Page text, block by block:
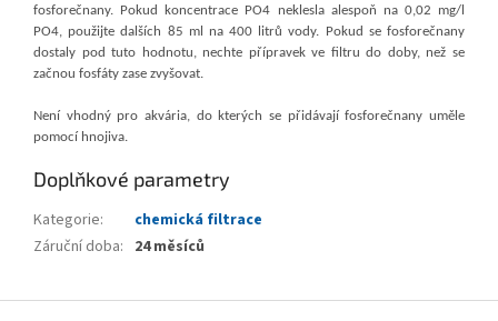
fosforečnany. Pokud koncentrace PO4 neklesla alespoň na 0,02 mg/l
PO4, použijte dalších 85 ml na 400 litrů vody. Pokud se fosforečnany
dostaly pod tuto hodnotu, nechte přípravek ve filtru do doby, než se
začnou fosfáty zase zvyšovat.
Není vhodný pro akvária, do kterých se přidávají fosforečnany uměle
pomocí hnojiva.
Doplňkové parametry
Kategorie:
chemická filtrace
Záruční doba: 24 měsíců